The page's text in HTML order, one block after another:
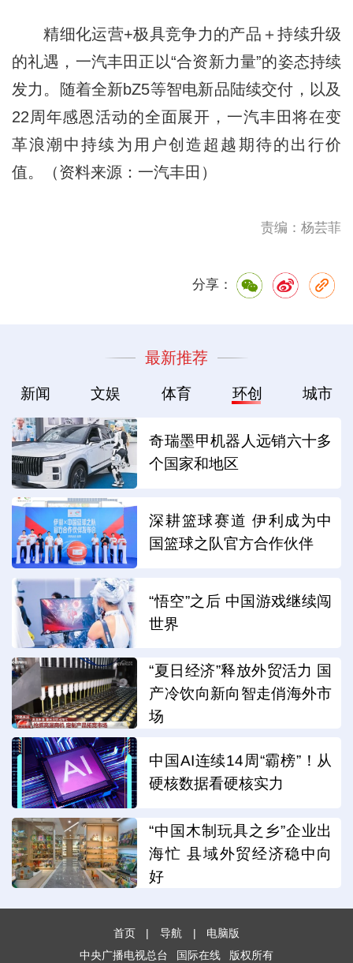
精细化运营+极具竞争力的产品＋持续升级
的礼遇，一汽丰田正以“合资新力量”的姿态持续
发力。随着全新bZ5等智电新品陆续交付，以及
22周年感恩活动的全面展开，一汽丰田将在变
革浪潮中持续为用户创造超越期待的出行价
值。（资料来源：一汽丰田）
责编：杨芸菲
分享：
最新推荐
新闻 文娱 体育 环创 城市
奇瑞墨甲机器人远销六十多
个国家和地区
深耕篮球赛道 伊利成为中
国篮球之队官方合作伙伴
“悟空”之后 中国游戏继续闯
世界
“夏日经济”释放外贸活力 国
产冷饮向新向智走俏海外市
场
中国AI连续14周“霸榜”！从
硬核数据看硬核实力
“中国木制玩具之乡”企业出
海忙 县域外贸经济稳中向
好
首页 | 导航 |
电脑版
中央广播电视总台
国际在线 版权所有